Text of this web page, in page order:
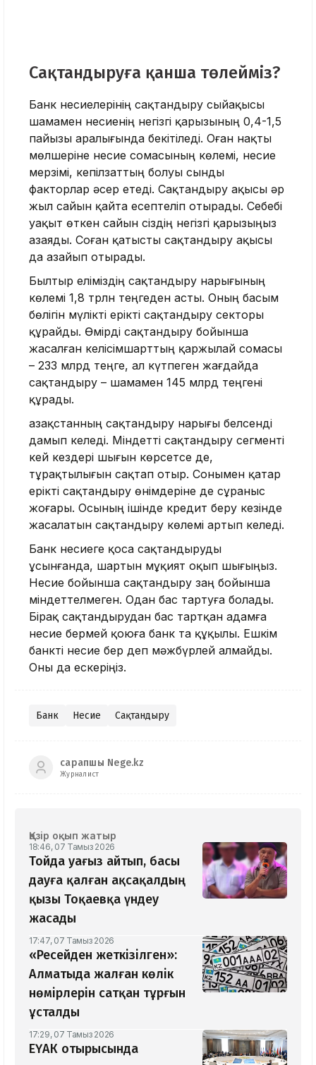
Сақтандыруға қанша төлейміз?
Банк несиелерінің сақтандыру сыйақысы
шамамен несиенің негізгі қарызының 0,4-1,5
пайызы аралығында бекітіледі. Оған нақты
мөлшеріне несие сомасының көлемі, несие
мерзімі, кепілзаттың болуы сынды
факторлар әсер етеді. Сақтандыру ақысы әр
жыл сайын қайта есептеліп отырады. Себебі
уақыт өткен сайын сіздің негізгі қарызыңыз
азаяды. Соған қатысты сақтандыру ақысы
да азайып отырады.
Былтыр еліміздің сақтандыру нарығының
көлемі 1,8 трлн теңгеден асты. Оның басым
бөлігін мүлікті ерікті сақтандыру секторы
құрайды. Өмірді сақтандыру бойынша
жасалған келісімшарттың қаржылай сомасы
– 233 млрд теңге, ал күтпеген жағдайда
сақтандыру – шамамен 145 млрд теңгені
құрады.
Қазақстанның сақтандыру нарығы белсенді
дамып келеді. Міндетті сақтандыру сегменті
кей кездері шығын көрсетсе де,
тұрақтылығын сақтап отыр. Сонымен қатар
ерікті сақтандыру өнімдеріне де сұраныс
жоғары. Осының ішінде кредит беру кезінде
жасалатын сақтандыру көлемі артып келеді.
Банк несиеге қоса сақтандыруды
ұсынғанда, шартын мұқият оқып шығыңыз.
Несие бойынша сақтандыру заң бойынша
міндеттелмеген. Одан бас тартуға болады.
Бірақ сақтандырудан бас тартқан адамға
несие бермей қоюға банк та құқылы. Ешкім
банкті несие бер деп мәжбүрлей алмайды.
Оны да ескеріңіз.
Банк Несие Сақтандыру
сарапшы Nege.kz
Журналист
Қазір оқып жатыр
18:46, 07 Тамыз 2026
Тойда уағыз айтып, басы
дауға қалған ақсақалдың
қызы Тоқаевқа үндеу
жасады
17:47, 07 Тамыз 2026
«Ресейден жеткізілген»:
Алматыда жалған көлік
нөмірлерін сатқан тұрғын
ұсталды
17:29, 07 Тамыз 2026
ЕҮАК отырысында